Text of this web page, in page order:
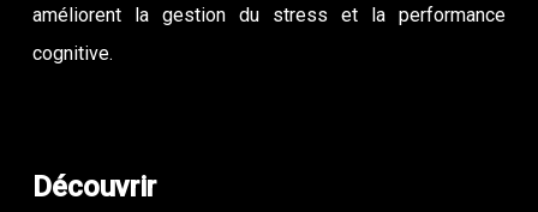
améliorent la gestion du stress et la performance
cognitive.
Découvrir